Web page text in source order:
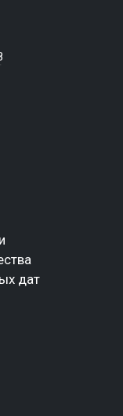
дат